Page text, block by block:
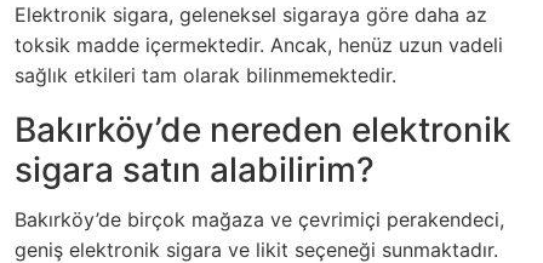
Elektronik sigara, geleneksel sigaraya göre daha az
toksik madde içermektedir. Ancak, henüz uzun vadeli
sağlık etkileri tam olarak bilinmemektedir.
Bakırköy’de nereden elektronik
sigara satın alabilirim?
Bakırköy’de birçok mağaza ve çevrimiçi perakendeci,
geniş elektronik sigara ve likit seçeneği sunmaktadır.